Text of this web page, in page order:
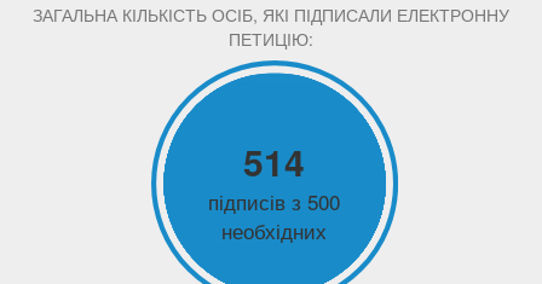
ЗАГАЛЬНА КІЛЬКІСТЬ ОСІБ, ЯКІ ПІДПИСАЛИ ЕЛЕКТРОННУ
ПЕТИЦІЮ:
514
підписів з 500
необхідних